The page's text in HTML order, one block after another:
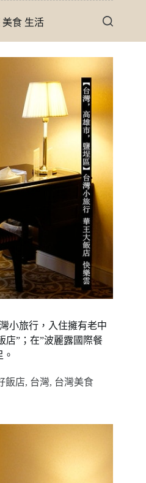
食 生活
小旅行，入住擁有老中
店”；在”波麗露國際餐
飯店, 台灣, 台灣美食